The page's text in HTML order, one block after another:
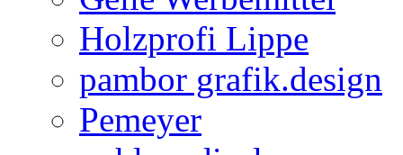
Holzprofi Lippe
pambor grafik.design
Pemeyer